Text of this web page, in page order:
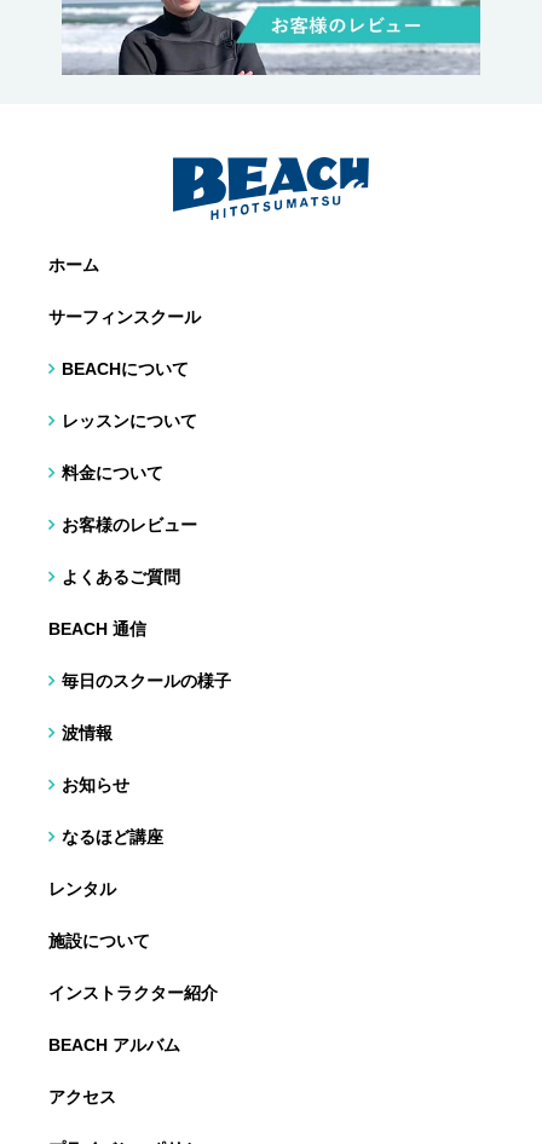
ホーム
サーフィンスクール
BEACHについて
レッスンについて
料金について
お客様のレビュー
よくあるご質問
BEACH 通信
毎日のスクールの様子
波情報
お知らせ
なるほど講座
レンタル
施設について
インストラクター紹介
BEACH アルバム
アクセス